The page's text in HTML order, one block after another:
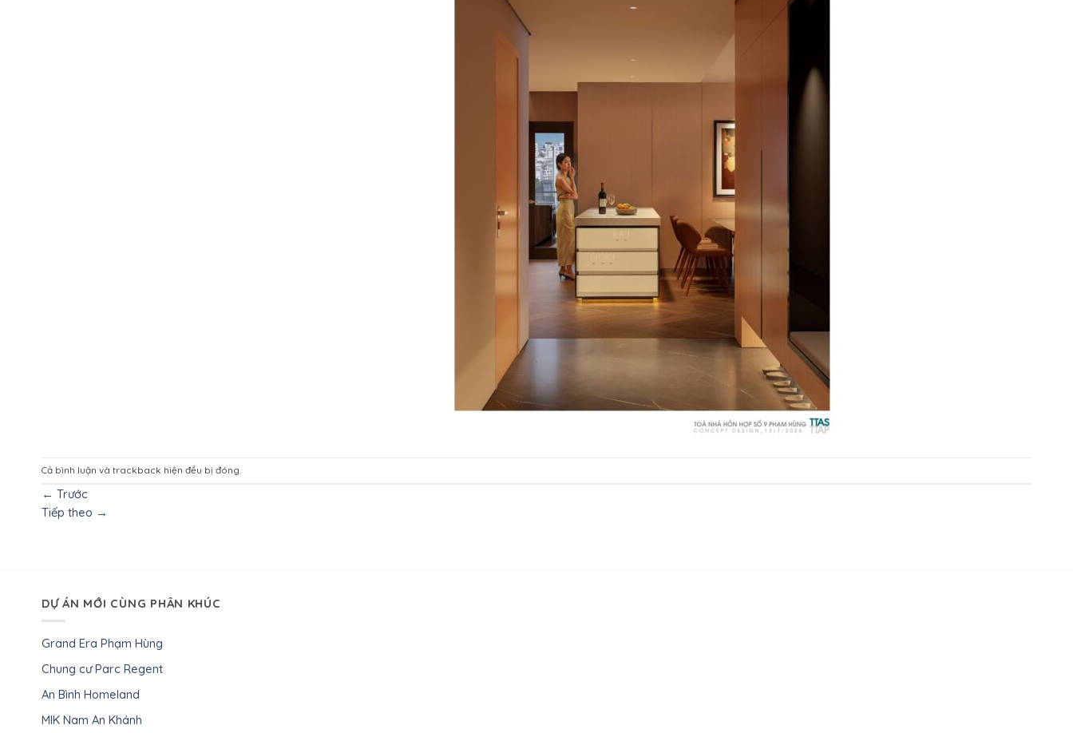
Cả bình luận và trackback hiện đều bị đóng.
← Trước
Tiếp theo →
DỰ ÁN MỚI CÙNG PHÂN KHÚC
Grand Era Phạm Hùng
Chung cư Parc Regent
An Bình Homeland
MIK Nam An Khánh